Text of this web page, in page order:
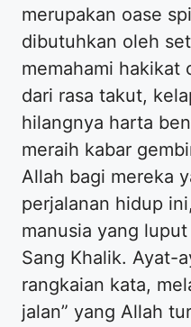
merupakan oase
dibutuhkan oleh
memahami hakikat
dari rasa takut,
hilangnya harta
meraih kabar
Allah bagi mereka
perjalanan hidup
manusia yang
Sang Khalik. Ayat-
rangkaian kata,
jalan” yang Allah